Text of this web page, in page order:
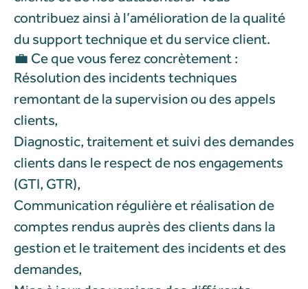
contribuez ainsi à l’amélioration de la qualité
du support technique et du service client.
💼 Ce que vous ferez concrètement :
Résolution des incidents techniques
remontant de la supervision ou des appels
clients,
Diagnostic, traitement et suivi des demandes
clients dans le respect de nos engagements
(GTI, GTR),
Communication régulière et réalisation de
comptes rendus auprès des clients dans la
gestion et le traitement des incidents et des
demandes,